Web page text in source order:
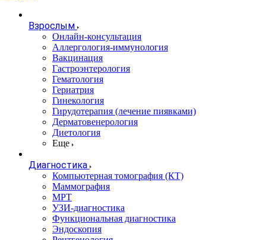
Взрослым
Онлайн-консультация
Аллергология-иммунология
Вакцинация
Гастроэнтерология
Гематология
Гериатрия
Гинекология
Гирудотерапия (лечение пиявками)
Дерматовенерология
Диетология
Еще
Диагностика
Компьютерная томография (КТ)
Маммография
МРТ
УЗИ-диагностика
Функциональная диагностика
Эндоскопия